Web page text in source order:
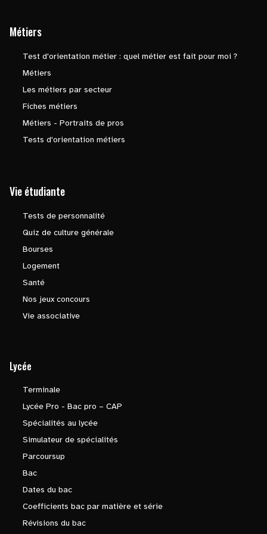
Métiers
Test d'orientation métier : quel métier est fait pour moi ?
Métiers
Les métiers par secteur
Fiches métiers
Métiers - Portraits de pros
Tests d'orientation métiers
Vie étudiante
Tests de personnalité
Quiz de culture générale
Bourses
Logement
Santé
Nos jeux concours
Vie associative
Lycée
Terminale
Lycée Pro - Bac pro – CAP
Spécialités au lycée
Simulateur de spécialités
Parcoursup
Bac
Dates du bac
Coefficients bac par matière et série
Révisions du bac